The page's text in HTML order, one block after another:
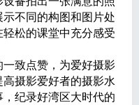
不同的构图和图片处
松的课堂中充分感受
致点赞，为爱好摄影
摄影爱好者的摄影水
纪录好湾区大时代的